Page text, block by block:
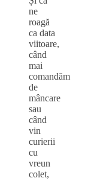
ne
roagă
ca data
viitoare,
când
mai
comandăm
de
mâncare
sau
când
vin
curierii
cu
vreun
colet,